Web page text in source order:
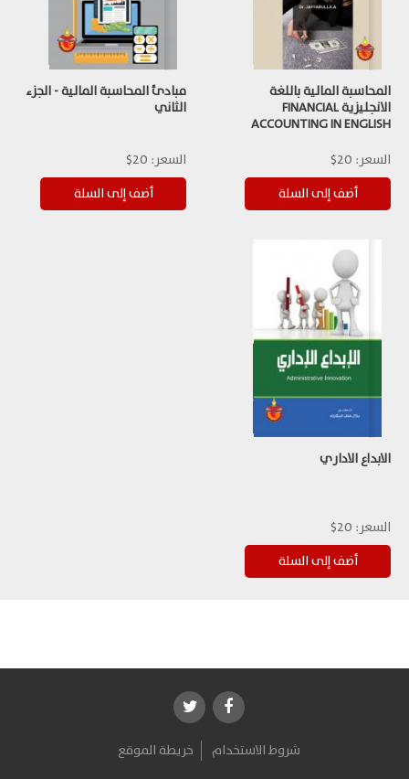
المحاسبة المالية باللغة
الانجليزية FINANCIAL
ACCOUNTING IN ENGLISH
السعر: 20$
مبادئ المحاسبة المالية - الجزء
الثاني
السعر: 20$
الابداع الاداري
السعر: 20$
شروط الاستخدام خريطة الموقع